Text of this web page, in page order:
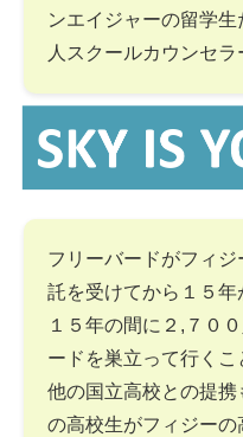
ンエイジャーの留学
人スクールカウンセラ
フリーバードがフィ
託を受けてから１５年
１５年の間に２,７０
ードを巣立って行くこ
他の国立高校との提
の高校生がフィジーの